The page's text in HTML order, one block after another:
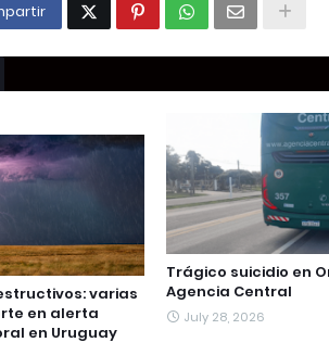
varias
en alerta
en Uruguay
Trágico suicidio en
Agencia Central
July 28, 2026